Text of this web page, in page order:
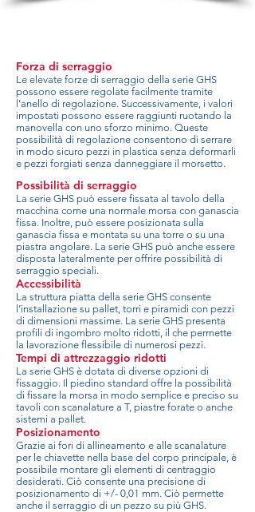
Forza di serraggio
Le elevate forze di serraggio della serie GHS
possono essere regolate facilmente tramite
l’anello di regolazione. Successivamente, i valori
impostati possono essere raggiunti ruotando la
manovella con uno sforzo minimo. Queste
possibilità di regolazione consentono di serrare
in modo sicuro pezzi in plastica senza deformarli
e pezzi forgiati senza danneggiare il morsetto.
Possibilità di serraggio
La serie GHS può essere fissata al tavolo della
macchina come una normale morsa con ganascia
fissa. Inoltre, può essere posizionata sulla
ganascia fissa e montata su una torre o su una
piastra angolare. La serie GHS può anche essere
disposta lateralmente per offrire possibilità di
serraggio speciali.
Accessibilità
La struttura piatta della serie GHS consente
l’installazione su pallet, torri e piramidi con pezzi
di dimensioni massime. La serie GHS presenta
profili di ingombro molto ridotti, il che permette
la lavorazione flessibile di numerosi pezzi.
Tempi di attrezzaggio ridotti
La serie GHS è dotata di diverse opzioni di
fissaggio. Il piedino standard offre la possibilità
di fissare la morsa in modo semplice e preciso su
tavoli con scanalature a T, piastre forate o anche
sistemi a pallet.
Posizionamento
Grazie ai fori di allineamento e alle scanalature
per le chiavette nella base del corpo principale, è
possibile montare gli elementi di centraggio
desiderati. Ciò consente una precisione di
posizionamento di +/- 0,01 mm. Ciò permette
anche il serraggio di un pezzo su più GHS.